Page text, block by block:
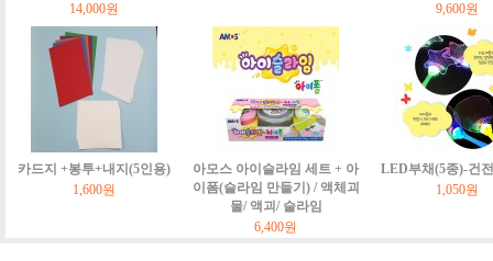
14,000원
9,600원
카드지 +봉투+내지(5인용)
1,600원
아모스 아이슬라임 세트 + 아
이폼(슬라임 만들기) / 액체괴
물/ 액괴/ 슬라임
6,400원
LED부채(5종)-건
1,050원